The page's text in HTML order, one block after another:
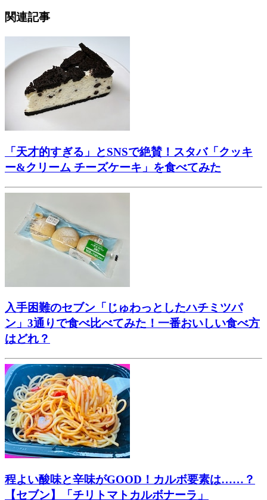
関連記事
「天才的すぎる」とSNSで絶賛！スタバ「クッキ
ー&クリーム チーズケーキ」を食べてみた
入手困難のセブン「じゅわっとしたハチミツパ
ン」3通りで食べ比べてみた！一番おいしい食べ方
はどれ？
程よい酸味と辛味がGOOD！カルボ要素は……？
【セブン】「チリトマトカルボナーラ」